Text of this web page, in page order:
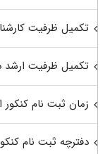
تکمیل ظرفیت
تکمیل ظرفیت ارشد
زمان ثبت نام کنکور
دفترچه ثبت نام کنکور